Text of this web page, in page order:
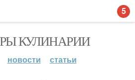
КУЛИНАРИИ
новости статьи
5